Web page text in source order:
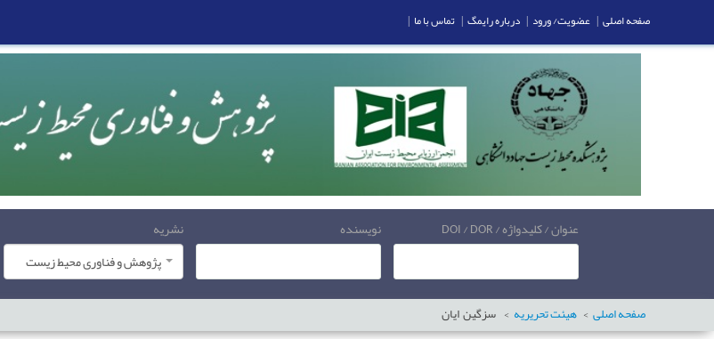
عنوان / کلیدواژه / DOI / DOR نویسنده
نشریه
پژوهش و فناوری محیط زیست
صفحه اصلی هیئت تحریریه سزگینایان
صفحه اصلی | عضویت/ ورود | درباره رایمگ | تماس با ما |